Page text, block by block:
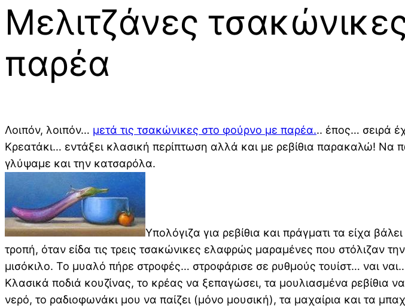
Μελιτζάνες
παρέα
Λοιπόν, λοιπόν… μετά τις τσακώνικες στο φούρνο με παρέα... έπος… σειρά
Κρεατάκι… εντάξει κλασική περίπτωση αλλά και με ρεβίθια παρακαλώ!
γλύψαμε και την κατσαρόλα.
Υπολόγιζα για ρεβίθια και πράγματι τα είχα
τροπή, όταν είδα τις τρεις τσακώνικες ελαφρώς μαραμένες που στόλιζαν
μισόκιλο. Το μυαλό πήρε στροφές… στροφάρισε σε ρυθμούς τουίστ… ναι
Κλασικά ποδιά κουζίνας, το κρέας να ξεπαγώσει, τα μουλιασμένα ρεβίθια
νερό, το ραδιοφωνάκι μου να παίζει (μόνο μουσική), τα μαχαίρια και τα